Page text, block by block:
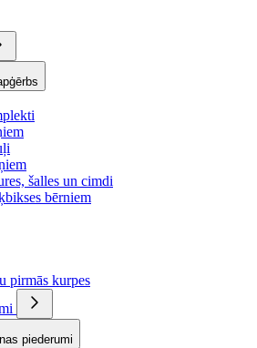
šalles un cimdi
bērniem
pirmās kurpes
piederumi